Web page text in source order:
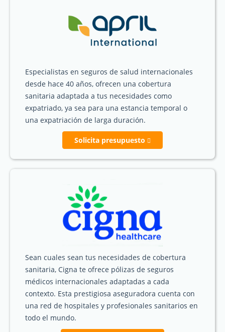
Especialistas en seguros de salud internacionales
desde hace 40 años, ofrecen una cobertura
sanitaria adaptada a tus necesidades como
expatriado, ya sea para una estancia temporal o
una expatriación de larga duración.
Solicita presupuesto
Sean cuales sean tus necesidades de cobertura
sanitaria, Cigna te ofrece pólizas de seguros
médicos internacionales adaptadas a cada
contexto. Esta prestigiosa aseguradora cuenta con
una red de hospitales y profesionales sanitarios en
todo el mundo.